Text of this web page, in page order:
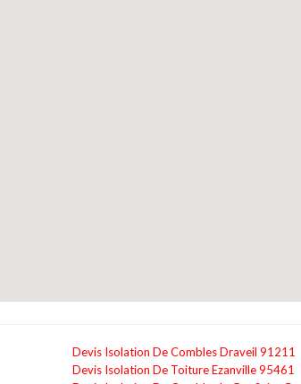
Devis Isolation De Combles Draveil 91211
Devis Isolation De Toiture Ezanville 95461